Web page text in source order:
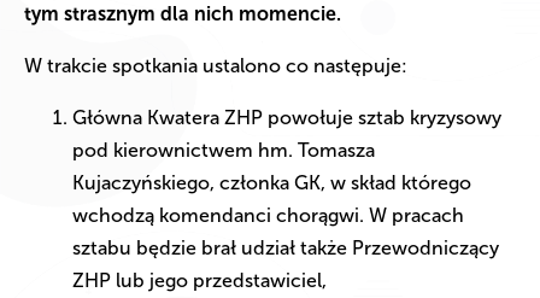
tym strasznym dla nich momencie.
W trakcie spotkania ustalono co następuje:
Główna Kwatera ZHP powołuje sztab kryzysowy
pod kierownictwem hm. Tomasza
Kujaczyńskiego, członka GK, w skład którego
wchodzą komendanci chorągwi. W pracach
sztabu będzie brał udział także Przewodniczący
ZHP lub jego przedstawiciel,